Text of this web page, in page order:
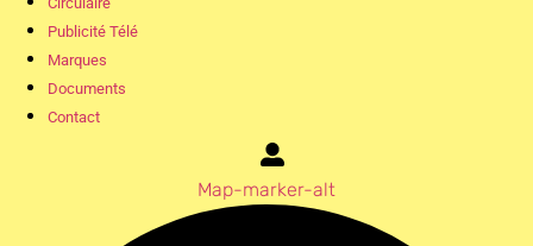
Publicité Télé
Marques
Documents
Contact
Map-marker-alt